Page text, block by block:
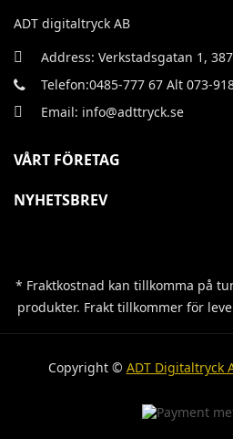
ADT digitaltryck AB
Address: Verkstadsgatan 1,
Telefon:0485-777 67 Alt 073-
Email: info@adttryck.se
VÅRT FÖRETAG
NYHETSBREV
* Fraktkostnad kan tillkomma på
produkter. Frakt tillkommer för
Copyright © ADT Digitaltryck